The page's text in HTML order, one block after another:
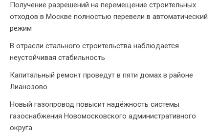
Получение разрешений на перемещение строительных
отходов в Москве полностью перевели в автоматический
режим
В отрасли стального строительства наблюдается
неустойчивая стабильность
Капитальный ремонт проведут в пяти домах в районе
Лианозово
Новый газопровод повысит надёжность системы
газоснабжения Новомосковского административного
округа